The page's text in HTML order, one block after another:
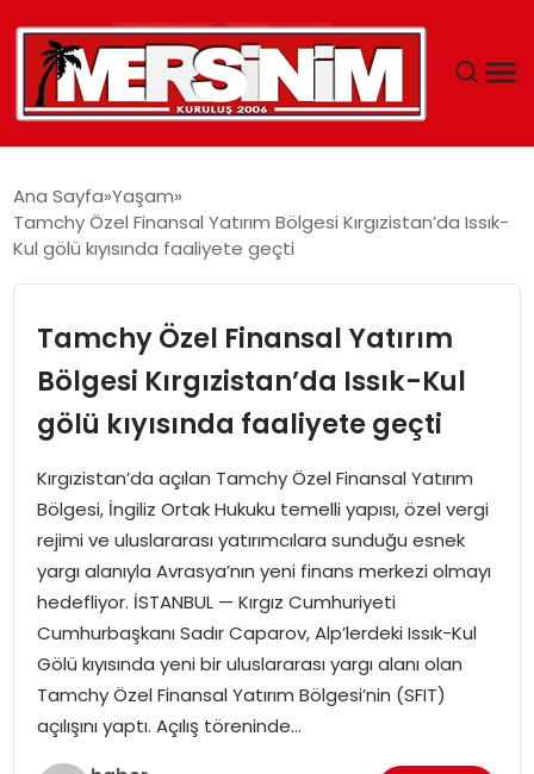
YAŞAM
EĞITIM
SPOR
EKONOMI
MAGAZIN
DÜNYA
OTOMOBIL
Ana Sayfa Yaşam
Tamchy Özel Finansal Yatırım Bölgesi Kırgızistan’da Issık-
Kul gölü kıyısında faaliyete geçti
Tamchy Özel Finansal Yatırım
Bölgesi Kırgızistan’da Issık-Kul
gölü kıyısında faaliyete geçti
Kırgızistan’da açılan Tamchy Özel Finansal Yatırım
Bölgesi, İngiliz Ortak Hukuku temelli yapısı, özel vergi
rejimi ve uluslararası yatırımcılara sunduğu esnek
yargı alanıyla Avrasya’nın yeni finans merkezi olmayı
hedefliyor. İSTANBUL — Kırgız Cumhuriyeti
Cumhurbaşkanı Sadır Caparov, Alp’lerdeki Issık-Kul
Gölü kıyısında yeni bir uluslararası yargı alanı olan
Tamchy Özel Finansal Yatırım Bölgesi’nin (SFIT)
açılışını yaptı. Açılış töreninde…